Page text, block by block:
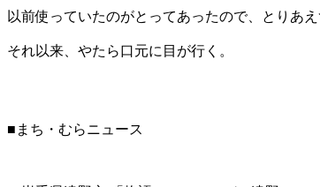
以前使っていたのがとってあったので、とりあ
それ以来、やたら口元に目が行く。
■まち・むらニュース